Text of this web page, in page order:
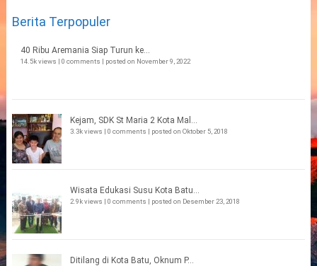
Berita Terpopuler
40 Ribu Aremania Siap Turun ke...
14.5k views | 0 comments | posted on November 9, 2022
Kejam, SDK St Maria 2 Kota Mal...
3.3k views | 0 comments | posted on Oktober 5, 2018
Wisata Edukasi Susu Kota Batu...
2.9k views | 0 comments | posted on Desember 23, 2018
Ditilang di Kota Batu, Oknum P...